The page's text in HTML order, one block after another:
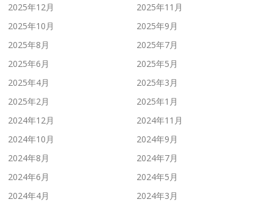
2025年12月
2025年11月
2025年10月
2025年9月
2025年8月
2025年7月
2025年6月
2025年5月
2025年4月
2025年3月
2025年2月
2025年1月
2024年12月
2024年11月
2024年10月
2024年9月
2024年8月
2024年7月
2024年6月
2024年5月
2024年4月
2024年3月